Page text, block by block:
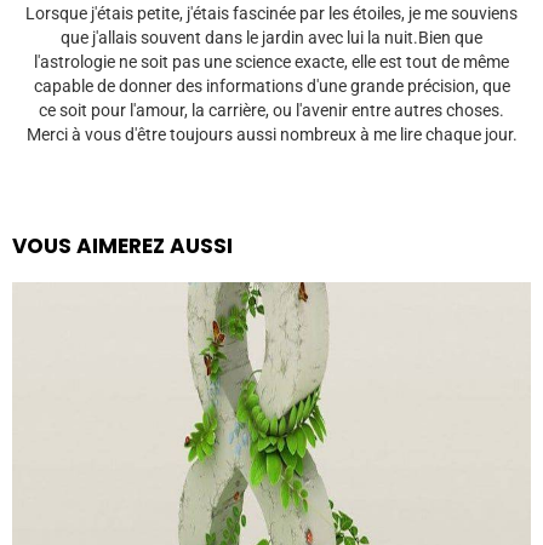
Lorsque j'étais petite, j'étais fascinée par les étoiles, je me souviens
que j'allais souvent dans le jardin avec lui la nuit.Bien que
l'astrologie ne soit pas une science exacte, elle est tout de même
capable de donner des informations d'une grande précision, que
ce soit pour l'amour, la carrière, ou l'avenir entre autres choses.
Merci à vous d'être toujours aussi nombreux à me lire chaque jour.
VOUS AIMEREZ AUSSI